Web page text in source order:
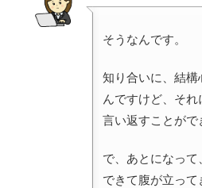
そうなんです。
知り合いに、結構
んですけど、そ
言い返すことがで
で、あとになっ
できて腹が立って